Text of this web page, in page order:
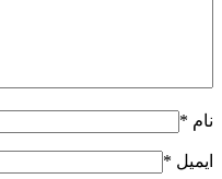
نام *
ایمیل *